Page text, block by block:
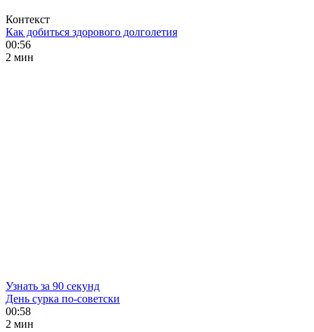
Контекст
Как добиться здорового долголетия
00:56
2 мин
Узнать за 90 секунд
День сурка по-советски
00:58
2 мин